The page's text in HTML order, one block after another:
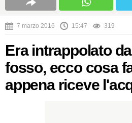
7 marzo 2016 15:47 319
Era intrappolato
fosso, ecco cosa
appena riceve